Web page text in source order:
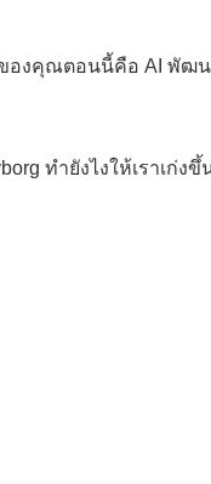
ของคุณตอนนี้คือ AI พัฒน
ทำยังไงให้เราเก่งขึ้